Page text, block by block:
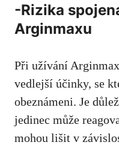
-Rizika
Arginmaxu
Při užívání
vedlejší účinky, se
obeznámeni. Je
jedinec může
mohou lišit v